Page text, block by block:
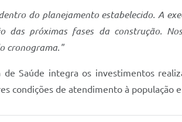
do planejamento estabelecido. A
das próximas fases da construção.
cronograma."
de Saúde integra os investimentos
condições de atendimento à população